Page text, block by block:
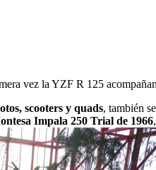
vez la YZF R 125
scooters y quads, también
Impala 250 Trial de 1966